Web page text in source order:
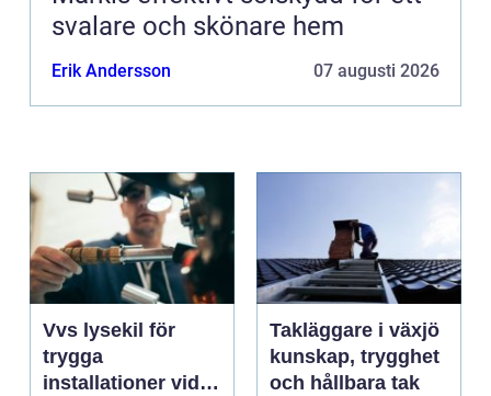
svalare och skönare hem
Erik Andersson 07 augusti 2026
Vvs lysekil för
trygga
installationer vid
Takläggare i växjö
kunskap, trygghet
och hållbara tak